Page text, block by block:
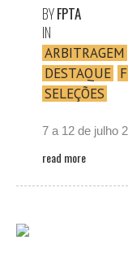
BYFPTA
IN
ARBITRAGEM
DESTAQUE
SELEÇÕES
7 a 12 de julho
read more